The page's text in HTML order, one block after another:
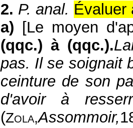
2. P. anal. Évaluer
a) [Le moyen
(qqc.) à (qqc.).
pas. Il se soignait
ceinture de son
d'avoir à
(Zola,Assommoir,